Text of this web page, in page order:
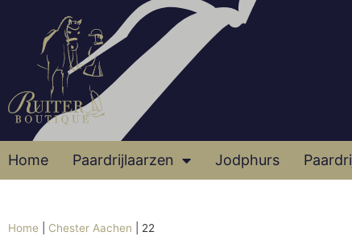
Home Paardrijlaarzen Jodphurs
Home Chester Aachen 22